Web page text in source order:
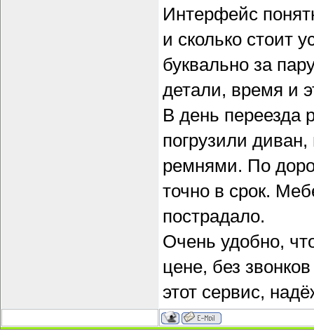
Интерфейс
и сколько стоит
буквально за
детали, время и
В день переезда
погрузили
ремнями. По
точно в срок.
пострадало.
Очень удобно,
цене, без
этот сервис,